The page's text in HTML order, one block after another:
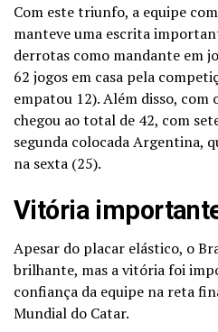
Com este triunfo, a equipe
manteve uma escrita
derrotas como mandante em
62 jogos em casa pela
empatou 12). Além disso, com
chegou ao total de 42, com
segunda colocada Argentina,
na sexta (25).
Vitória
Apesar do placar elástico, o
brilhante, mas a vitória foi
confiança da equipe na reta
Mundial do Catar.